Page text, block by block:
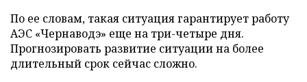
По ее словам, такая ситуация гарантирует работу
АЭС «Чернаводэ» еще на три-четыре дня.
Прогнозировать развитие ситуации на более
длительный срок сейчас сложно.